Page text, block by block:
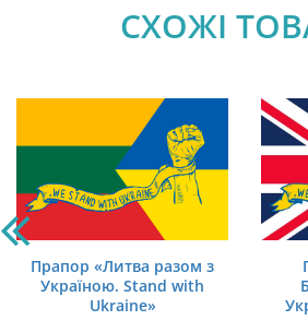
СХОЖІ
Прапор «Литва разом з
Україною. Stand with
Ukraine»